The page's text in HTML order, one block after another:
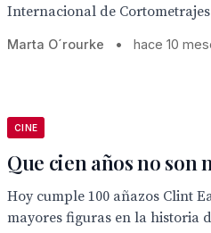
Internacional de
Marta O´rourke • hace 10
CINE
Que cien años no son
Hoy cumple 100 añazos Clint
mayores figuras en la historia